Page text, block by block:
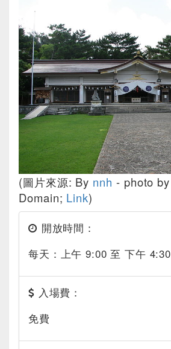
(圖片來源: By nnh - photo by
Domain; Link)
開放時間：
每天：上午 9:00 至 下午 4:30
入場費：
免費